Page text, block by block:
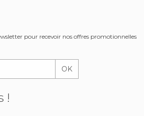
pour recevoir nos offres promotionnelles
OK
!